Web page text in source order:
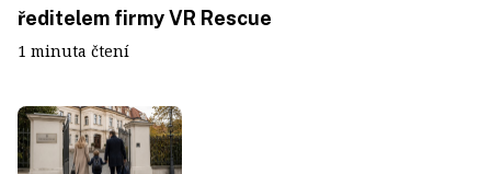
ředitelem firmy VR Rescue
1 minuta čtení